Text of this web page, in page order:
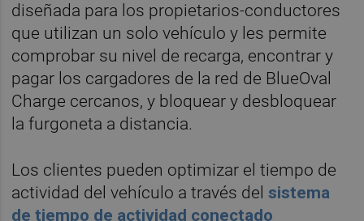
diseñada para los propietarios-conductores
que utilizan un solo vehículo y les permite
comprobar su nivel de recarga, encontrar y
pagar los cargadores de la red de BlueOval
Charge cercanos, y bloquear y desbloquear
la furgoneta a distancia.
Los clientes pueden optimizar el tiempo de
actividad del vehículo a través delsistema
de tiempo de actividad conectado